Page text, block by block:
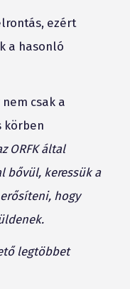
ezért
a hasonló
csak a
körben
ORFK által
bővül, keressük a
hogy
legtöbbet